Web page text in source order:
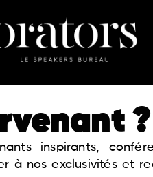
?
inspirants,
à nos exclusivités et